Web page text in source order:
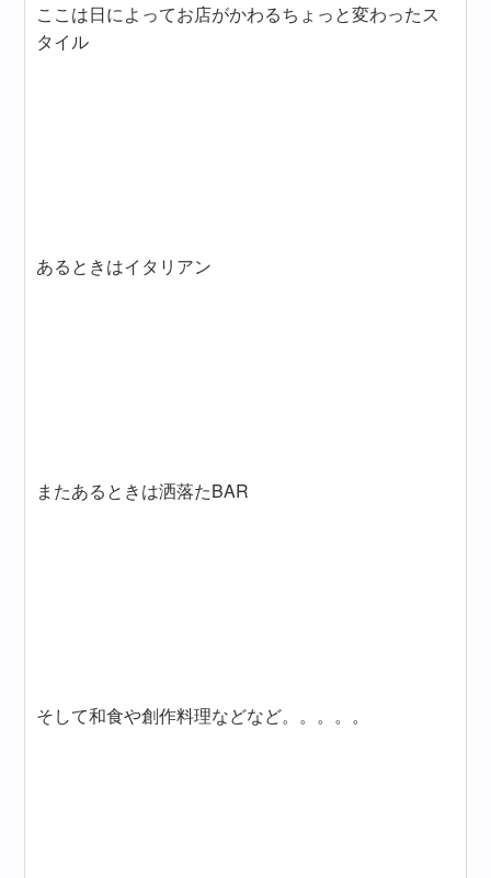
ここは日によってお店がかわるちょっと変わったス
タイル
あるときはイタリアン
またあるときは洒落たBAR
そして和食や創作料理などなど。。。。。